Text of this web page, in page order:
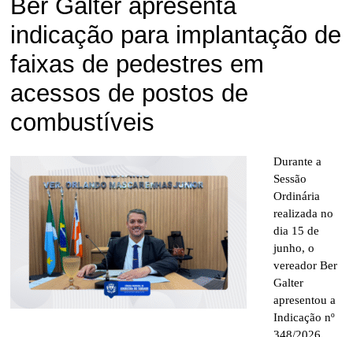
Ber Galter apresenta
indicação para implantação de
faixas de pedestres em
acessos de postos de
combustíveis
Durante a
Sessão
Ordinária
realizada no
dia 15 de
junho, o
vereador Ber
Galter
apresentou a
Indicação nº
348/2026,